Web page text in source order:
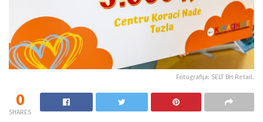
Fotografija: SELT BH Retail.
0
SHARES